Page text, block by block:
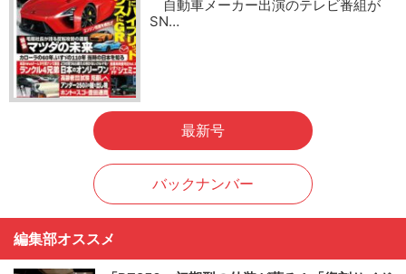
自動車メーカー出演のテレビ番組が
SN…
最新号
バックナンバー
編集部オススメ